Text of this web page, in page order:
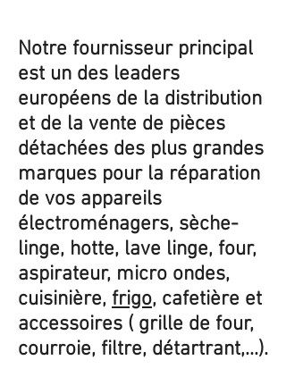
Notre fournisseur principal
est un des leaders
européens de la distribution
et de la vente de pièces
détachées des plus grandes
marques pour la réparation
de vos appareils
électroménagers, sèche-
linge, hotte, lave linge, four,
aspirateur, micro ondes,
cuisinière, frigo, cafetière et
accessoires ( grille de four,
courroie, filtre, détartrant,...).